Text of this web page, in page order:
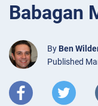
Babagan
By Ben
Published